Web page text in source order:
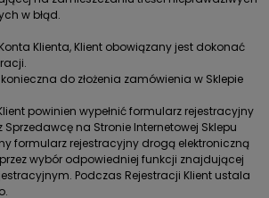
w błąd.
Klienta, Klient obowiązany jest dokonać
do złożenia zamówienia w Sklepie
powinien wypełnić formularz rejestracyjny
na Stronie Internetowej Sklepu
formularz rejestracyjny drogą elektroniczną
wybór odpowiedniej funkcji znajdującej
Podczas Rejestracji Klient ustala